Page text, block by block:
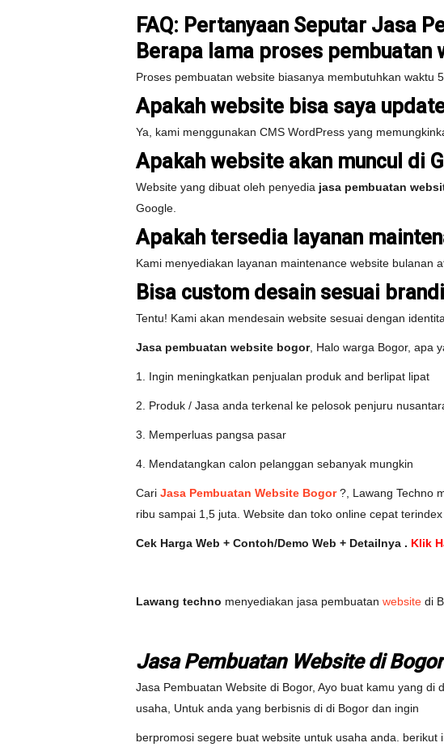
FAQ: Pertanyaan Seputar Jasa
Berapa lama proses pembuatan
Proses pembuatan website biasanya membutuhkan
Apakah website bisa saya
Ya, kami menggunakan CMS WordPress yang
Apakah website akan muncul di
Website yang dibuat oleh penyedia jasa pembuatan
Google.
Apakah tersedia layanan
Kami menyediakan layanan maintenance website bulanan
Bisa custom desain sesuai
Tentu! Kami akan mendesain website sesuai dengan
Jasa pembuatan website bogor, Halo warga Bogor, apa
1. Ingin meningkatkan penjualan produk and berlipat lipat
2. Produk / Jasa anda terkenal ke pelosok penjuru
3. Memperluas pangsa pasar
4. Mendatangkan calon pelanggan sebanyak mungkin
Cari Jasa Pembuatan Website Bogor?, Lawang Techno
ribu sampai 1,5 juta. Website dan toko online cepat
Cek Harga Web + Contoh/Demo Web + Detailnya . Klik
Lawang techno menyediakan jasa pembuatan website di
Jasa Pembuatan Website di Bogor
Jasa Pembuatan Website di Bogor, Ayo buat kamu yang
usaha, Untuk anda yang berbisnis di di Bogor dan ingin
berpromosi segere buat website untuk usaha anda. berikut